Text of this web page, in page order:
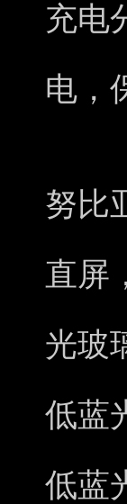
充电
电，
努比
直屏
光玻
低蓝
低蓝